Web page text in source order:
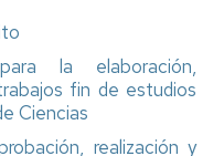
la elaboración,
fin de estudios
Ciencias
realización y